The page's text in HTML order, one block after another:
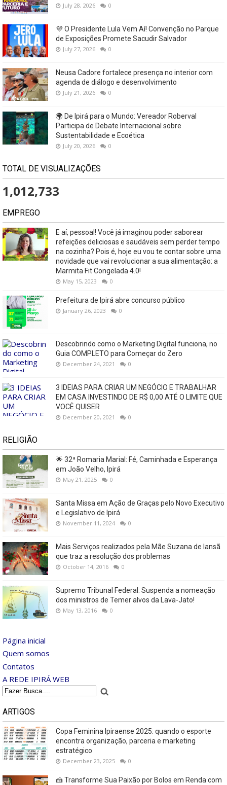
July 28, 2026 0
💜 O Presidente Lula Vem Aí! Convenção no Parque
de Exposições Promete Sacudir Salvador
July 27, 2026 0
Neusa Cadore fortalece presença no interior com
agenda de diálogo e desenvolvimento
July 21, 2026 0
🌍 De Ipirá para o Mundo: Vereador Roberval
Participa de Debate Internacional sobre
Sustentabilidade e Ecoética
July 20, 2026 0
TOTAL DE VISUALIZAÇÕES
1,012,733
EMPREGO
E aí, pessoal! Você já imaginou poder saborear
refeições deliciosas e saudáveis ​​sem perder tempo
na cozinha? Pois é, hoje eu vou te contar sobre uma
novidade que vai revolucionar a sua alimentação: a
Marmita Fit Congelada 4.0!
May 15, 2023 0
Prefeitura de Ipirá abre concurso público
January 26, 2023 0
Descobrindo como o Marketing Digital funciona, no
Guia COMPLETO para Começar do Zero
December 24, 2021 0
3 IDEIAS PARA CRIAR UM NEGÓCIO E TRABALHAR
EM CASA INVESTINDO DE R$ 0,00 ATÉ O LIMITE QUE
VOCÊ QUISER
December 20, 2021 0
RELIGIÃO
🌟 32ª Romaria Marial: Fé, Caminhada e Esperança
em João Velho, Ipirá
May 21, 2025 0
Santa Missa em Ação de Graças pelo Novo Executivo
e Legislativo de Ipirá
November 11, 2024 0
Mais Serviços realizados pela Mãe Suzana de Iansã
que traz a resolução dos problemas
October 14, 2016 0
Supremo Tribunal Federal: Suspenda a nomeação
dos ministros de Temer alvos da Lava-Jato!
May 13, 2016 0
Página inicial
Quem somos
Contatos
A REDE IPIRÁ WEB
ARTIGOS
Copa Feminina Ipiraense 2025: quando o esporte
encontra organização, parceria e marketing
estratégico
December 23, 2025 0
🍰 Transforme Sua Paixão por Bolos em Renda com